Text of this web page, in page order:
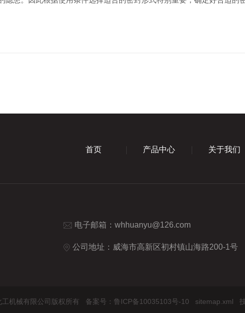
首页 产品中心 关于我们
电子邮箱： whhuanyu@126.com
公司地址：威海市高新区初村镇山海路200-1号
机械有限公司版权所有 备案号：鲁ICP备10035103号-10 sitemap.xml